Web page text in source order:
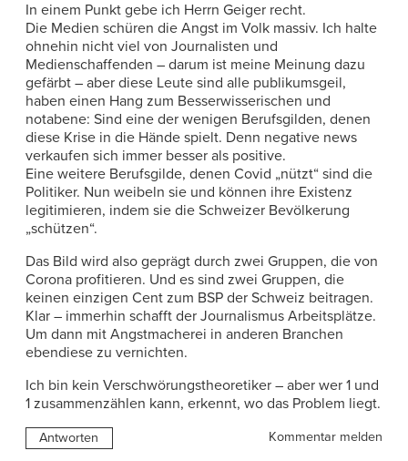
In einem Punkt gebe ich Herrn Geiger recht.
Die Medien schüren die Angst im Volk massiv. Ich halte
ohnehin nicht viel von Journalisten und
Medienschaffenden – darum ist meine Meinung dazu
gefärbt – aber diese Leute sind alle publikumsgeil,
haben einen Hang zum Besserwisserischen und
notabene: Sind eine der wenigen Berufsgilden, denen
diese Krise in die Hände spielt. Denn negative news
verkaufen sich immer besser als positive.
Eine weitere Berufsgilde, denen Covid „nützt“ sind die
Politiker. Nun weibeln sie und können ihre Existenz
legitimieren, indem sie die Schweizer Bevölkerung
„schützen“.
Das Bild wird also geprägt durch zwei Gruppen, die von
Corona profitieren. Und es sind zwei Gruppen, die
keinen einzigen Cent zum BSP der Schweiz beitragen.
Klar – immerhin schafft der Journalismus Arbeitsplätze.
Um dann mit Angstmacherei in anderen Branchen
ebendiese zu vernichten.
Ich bin kein Verschwörungstheoretiker – aber wer 1 und
1 zusammenzählen kann, erkennt, wo das Problem liegt.
Antworten Kommentar melden